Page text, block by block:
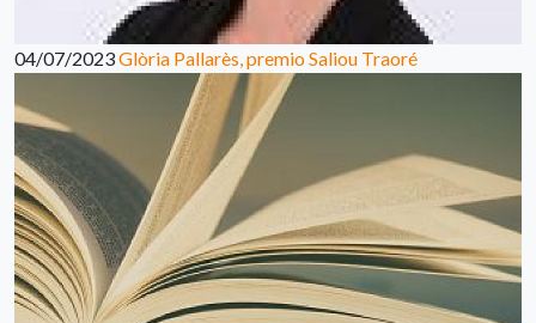
04/07/2023Glòria Pallarès, premio Saliou Traoré